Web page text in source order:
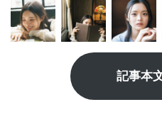
記事本